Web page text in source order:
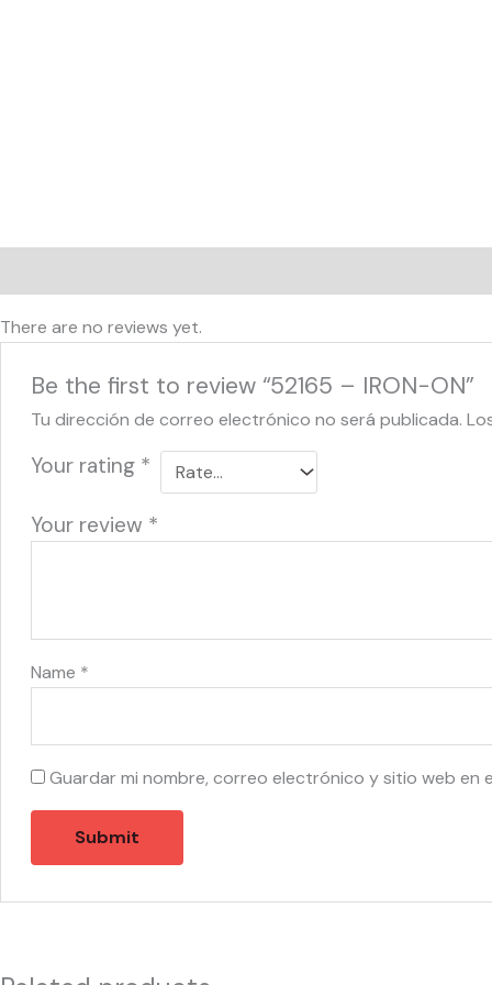
There are no reviews yet.
Be the first to review “52165 – IRON-ON”
Tu dirección de correo electrónico no será publicada.
Your rating *
Your review *
Name *
Guardar mi nombre, correo electrónico y sitio web en